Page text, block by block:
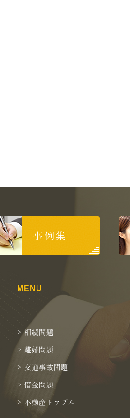
MENU
> 相続問題
> 離婚問題
> 交通事故問題
> 借金問題
> 不動産トラブル